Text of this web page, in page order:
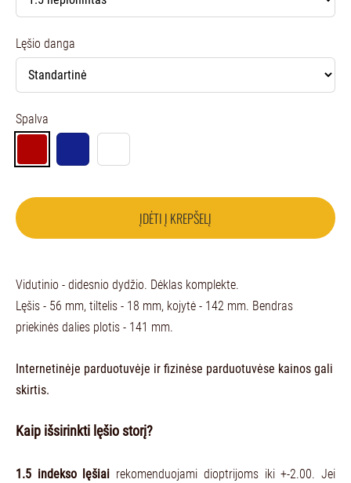
Lęšio danga
Spalva
ĮDĖTI Į KREPŠELĮ
Vidutinio - didesnio dydžio. Dėklas komplekte.
Lęšis - 56 mm, tiltelis - 18 mm, kojytė - 142 mm. Bendras
priekinės dalies plotis - 141 mm.
Internetinėje parduotuvėje ir fizinėse parduotuvėse kainos gali
skirtis.
Kaip išsirinkti lęšio storį?
1.5 indekso lęšiai rekomenduojami dioptrijoms iki +-2.00. Jei